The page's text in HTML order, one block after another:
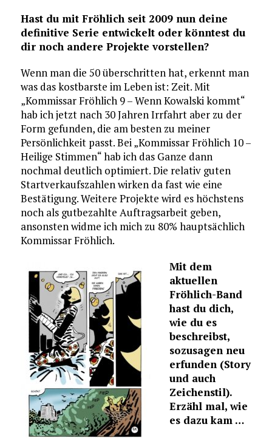
Hast du mit Fröhlich seit 2009 nun deine
definitive Serie entwickelt oder könntest du
dir noch andere Projekte vorstellen?
Wenn man die 50 überschritten hat, erkennt man
was das kostbarste im Leben ist: Zeit. Mit
„Kommissar Fröhlich 9 – Wenn Kowalski kommt“
hab ich jetzt nach 30 Jahren Irrfahrt aber zu der
Form gefunden, die am besten zu meiner
Persönlichkeit passt. Bei „Kommissar Fröhlich 10 –
Heilige Stimmen“ hab ich das Ganze dann
nochmal deutlich optimiert. Die relativ guten
Startverkaufszahlen wirken da fast wie eine
Bestätigung. Weitere Projekte wird es höchstens
noch als gutbezahlte Auftragsarbeit geben,
ansonsten widme ich mich zu 80% hauptsächlich
Kommissar Fröhlich.
Mit dem
aktuellen
Fröhlich-Band
hast du dich,
wie du es
beschreibst,
sozusagen neu
erfunden (Story
und auch
Zeichenstil).
Erzähl mal, wie
es dazu kam …